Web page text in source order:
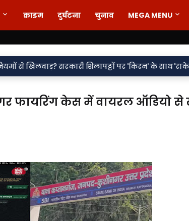
क्राइम दुर्घटना चुनाव MEGA MENU
पर 'किरन' के साथ 'राकेश' की एंट्री पर सवाल• वर्दी
फायरिंग केस में वायरल ऑडियो